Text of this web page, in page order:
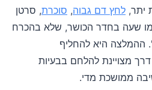
יתר, לחץ דם גבוה, סוכרת, סרטן
שעה בחדר הכושר, שלא בהכרח
ההמלצה היא להחליף
מצויינת להלחם בבעיות
ממושכת מדי.